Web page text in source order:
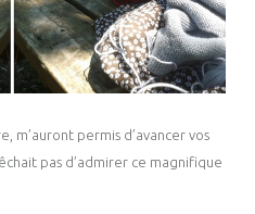
m’auront permis d’avancer vos
pas d’admirer ce magnifique